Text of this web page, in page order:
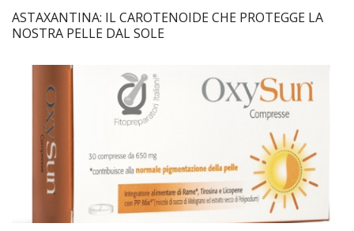
ASTAXANTINA: IL CAROTENOIDE CHE PROTEGGE LA
NOSTRA PELLE DAL SOLE